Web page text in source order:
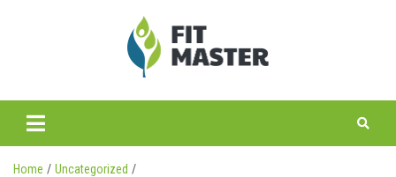
fitmaster.pl
Home
Uncategorized